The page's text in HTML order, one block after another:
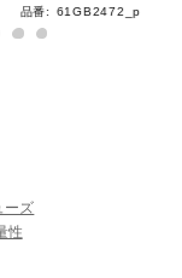
品番: 61GB2472_p
ーズ
性